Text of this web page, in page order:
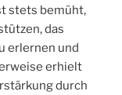
stets bemüht,
das
erlernen und
erhielt
durch